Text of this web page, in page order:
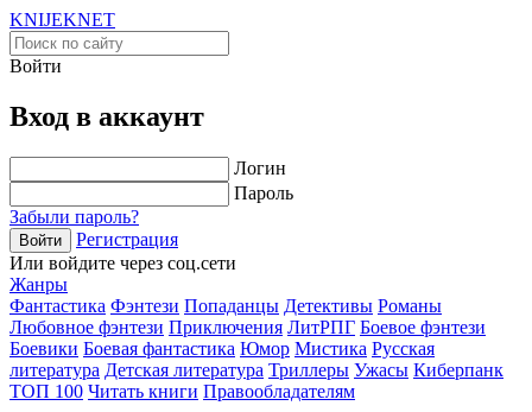
KNIJEKNET
Войти
Вход в аккаунт
Логин
Пароль
Забыли пароль?
Войти
Регистрация
Или войдите через соц.сети
Жанры
Фантастика Фэнтези Попаданцы Детективы Романы
Любовное фэнтези Приключения ЛитРПГ Боевое фэнтези
Боевики Боевая фантастика Юмор Мистика Русская
литература Детская литература Триллеры Ужасы Киберпанк
ТОП 100 Читать книги Правообладателям